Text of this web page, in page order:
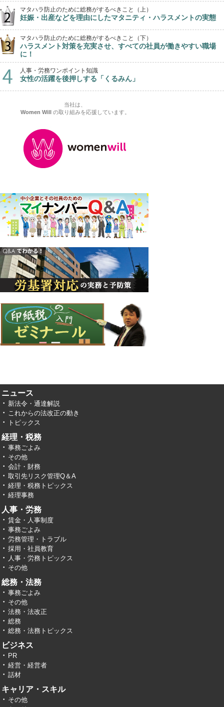
マタハラ防止のために総務がするべきこと（上）
妊娠・出産などを理由にしたマタニティ・ハラスメントの実態
マタハラ防止のために総務がするべきこと（下）
ハラスメント対策を充実させ、すべての社員が働きやすい職場
に！
人事・労務ワンポイント知識
女性の活躍を後押しする「くるみん」
当社は、
Women Willの取り組みを応援しています。
ニュース
新法令・通達解説
これからの法改正の動き
トピックス
経理・税務
事務ごよみ
その他
会計・財務
取引先リスク管理Q＆A
経理・税務トピックス
経理事務
人事・労務
賃金・人事制度
事務ごよみ
労務管理・トラブル
採用・社員教育
人事・労務トピックス
その他
総務・法務
事務ごよみ
その他
法務・法改正
総務
総務・法務トピックス
ビジネス
PR
経営・経営者
話材
キャリア・スキル
その他